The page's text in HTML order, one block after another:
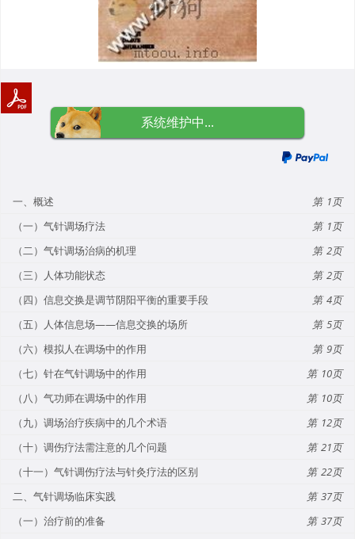
系统维护中...
一、概述
1
（一）气针调场疗法
1
（二）气针调场治病的机理
2
（三）人体功能状态
2
（四）信息交换是调节阴阳平衡的重要手段
4
（五）人体信息场——信息交换的场所
5
（六）模拟人在调场中的作用
9
（七）针在气针调场中的作用
10
（八）气功师在调场中的作用
10
（九）调场治疗疾病中的几个术语
12
（十）调伤疗法需注意的几个问题
21
（十一）气针调伤疗法与针灸疗法的区别
22
二、气针调场临床实践
37
（一）治疗前的准备
37